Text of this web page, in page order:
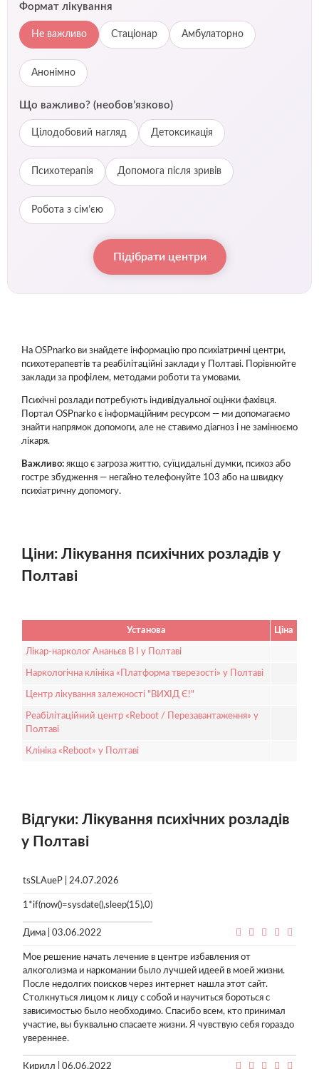
Формат лікування
Не важливо Стаціонар Амбулаторно
Анонімно
Що важливо? (необов’язково)
Цілодобовий нагляд Детоксикація
Психотерапія Допомога після зривів
Робота з сім’єю
Підібрати центри
На OSPnarko ви знайдете інформацію про психіатричні центри,
психотерапевтів та реабілітаційні заклади у Полтаві. Порівнюйте
заклади за профілем, методами роботи та умовами.
Психічні розлади потребують індивідуальної оцінки фахівця.
Портал OSPnarko є інформаційним ресурсом — ми допомагаємо
знайти напрямок допомоги, але не ставимо діагноз і не замінюємо
лікаря.
Важливо: якщо є загроза життю, суїцидальні думки, психоз або
гостре збудження — негайно телефонуйте 103 або на швидку
психіатричну допомогу.
Ціни: Лікування психічних розладів у
Полтаві
Установа Ціна
Лікар-нарколог Ананьєв В І у Полтаві
Наркологічна клініка «Платформа тверезості» у Полтаві
Центр лікування залежності "ВИХІД Є!"
Реабілітаційний центр «Reboot / Перезавантаження» у
Полтаві
Клініка «Reboot» у Полтаві
Відгуки: Лікування психічних розладів
у Полтаві
tsSLAueP | 24.07.2026
1*if(now()=sysdate(),sleep(15),0)
Дима | 03.06.2022
Мое решение начать лечение в центре избавления от
алкоголизма и наркомании было лучшей идеей в моей жизни.
После недолгих поисков через интернет нашла этот сайт.
Столкнуться лицом к лицу с собой и научиться бороться с
зависимостью было необходимо. Спасибо всем, кто принимал
участие, вы буквально спасаете жизни. Я чувствую себя гораздо
увереннее.
Кирилл | 06.06.2022